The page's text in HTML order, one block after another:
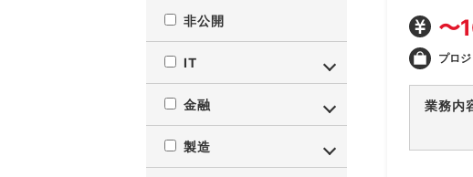
〜
プロ
業務内
非公開
IT
金融
製造